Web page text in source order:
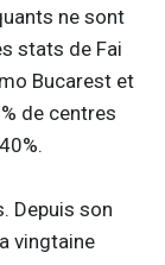
ne sont
stats de Fai
Bucarest et
de centres
Depuis son
vingtaine